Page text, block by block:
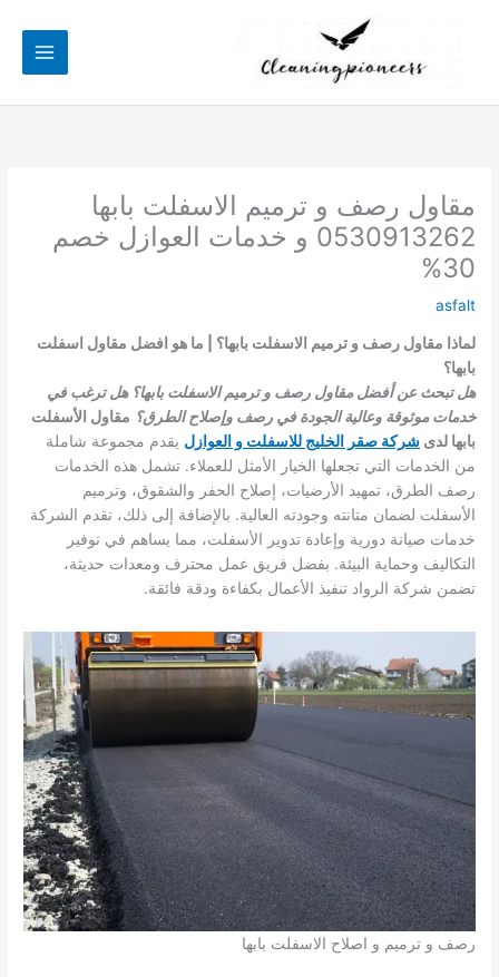
مقاول رصف و ترميم الاسفلت بابها
0530913262 و خدمات العوازل خصم
30%
asfalt
لماذا مقاول رصف و ترميم الاسفلت بابها؟ | ما هو افضل مقاول اسفلت
بابها؟
هل تبحث عن أفضل مقاول رصف و ترميم الاسفلت بابها؟ هل ترغب في
خدمات موثوقة وعالية الجودة في رصف وإصلاح الطرق؟ مقاول الأسفلت
بابها لدىشركة صقر الخليج للاسفلت و العوازل يقدم مجموعة شاملة
من الخدمات التي تجعلها الخيار الأمثل للعملاء. تشمل هذه الخدمات
رصف الطرق، تمهيد الأرضيات، إصلاح الحفر والشقوق، وترميم
الأسفلت لضمان متانته وجودته العالية. بالإضافة إلى ذلك، تقدم الشركة
خدمات صيانة دورية وإعادة تدوير الأسفلت، مما يساهم في توفير
التكاليف وحماية البيئة. بفضل فريق عمل محترف ومعدات حديثة،
تضمن شركة الرواد تنفيذ الأعمال بكفاءة ودقة فائقة.
رصف و ترميم و اصلاح الاسفلت بابها